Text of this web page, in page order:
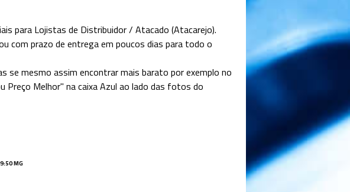
para Lojistas de Distribuidor / Atacado (Atacarejo).
com prazo de entrega em poucos dias para todo o
se mesmo assim encontrar mais barato por exemplo no
Preço Melhor" na caixa Azul ao lado das fotos do
MG